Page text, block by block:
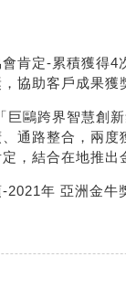
肯定-累積獲得4
協助客戶成果獲
巨鷗跨界智慧創
通路整合，兩度
，結合在地推出
2021年 亞洲金牛